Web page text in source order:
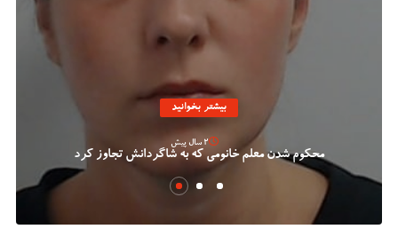
بیشتر بخوانید
محکوم شدن معلم خانومی که به شاگردانش تجاوز کرد
2 سال پیش